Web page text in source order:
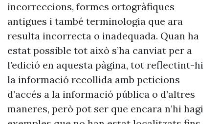
incorreccions, formes ortogràfiques
antigues i també terminologia que ara
resulta incorrecta o inadequada. Quan ha
estat possible tot això s’ha canviat per a
l’edició en aquesta pàgina, tot reflectint-hi
la informació recollida amb peticions
d’accés a la informació pública o d’altres
maneres, però pot ser que encara n’hi hagi